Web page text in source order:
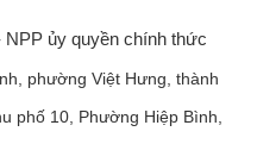
NPP ủy quyền chính thức
phường Việt Hưng, thành
phố 10, Phường Hiệp Bình,